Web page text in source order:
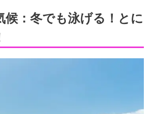
：冬でも泳げる！とに